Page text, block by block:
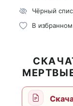
Чёрный
В избранном